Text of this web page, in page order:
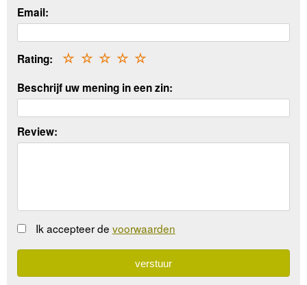
Email:
Rating: ☆
☆
☆
☆
☆
Beschrijf uw mening in een zin:
Review:
Ik accepteer de voorwaarden